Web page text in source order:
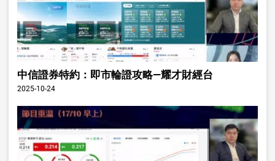
中信證券特約：即市輪證攻略—耀才財經台
2025-10-24